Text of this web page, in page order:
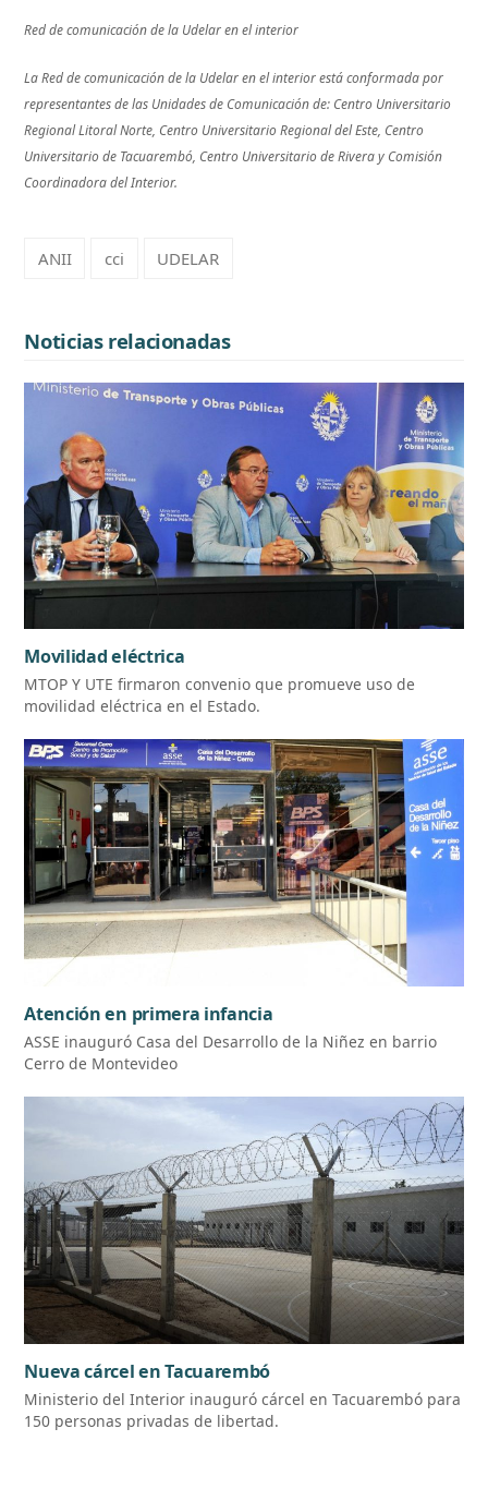
Red de comunicación de la Udelar en el interior
La Red de comunicación de la Udelar en el interior está conformada por
representantes de las Unidades de Comunicación de: Centro Universitario
Regional Litoral Norte, Centro Universitario Regional del Este, Centro
Universitario de Tacuarembó, Centro Universitario de Rivera y Comisión
Coordinadora del Interior.
ANII cci UDELAR
Noticias relacionadas
Movilidad eléctrica
MTOP Y UTE firmaron convenio que promueve uso de
movilidad eléctrica en el Estado.
Atención en primera infancia
ASSE inauguró Casa del Desarrollo de la Niñez en barrio
Cerro de Montevideo
Nueva cárcel en Tacuarembó
Ministerio del Interior inauguró cárcel en Tacuarembó para
150 personas privadas de libertad.